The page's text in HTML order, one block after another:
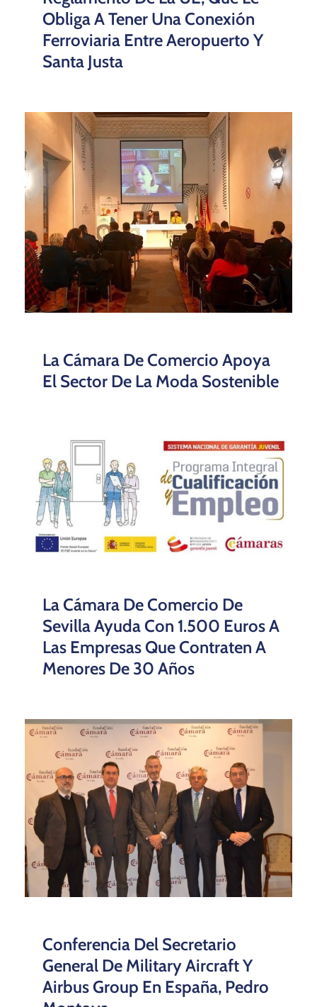
Obliga A Tener Una Conexión
Ferroviaria Entre Aeropuerto Y
Santa Justa
La Cámara De Comercio Apoya
El Sector De La Moda Sostenible
La Cámara De Comercio De
Sevilla Ayuda Con 1.500 Euros A
Las Empresas Que Contraten A
Menores De 30 Años
Conferencia Del Secretario
General De Military Aircraft Y
Airbus Group En España, Pedro